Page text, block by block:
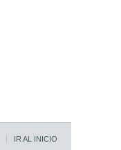
IR AL INICIO